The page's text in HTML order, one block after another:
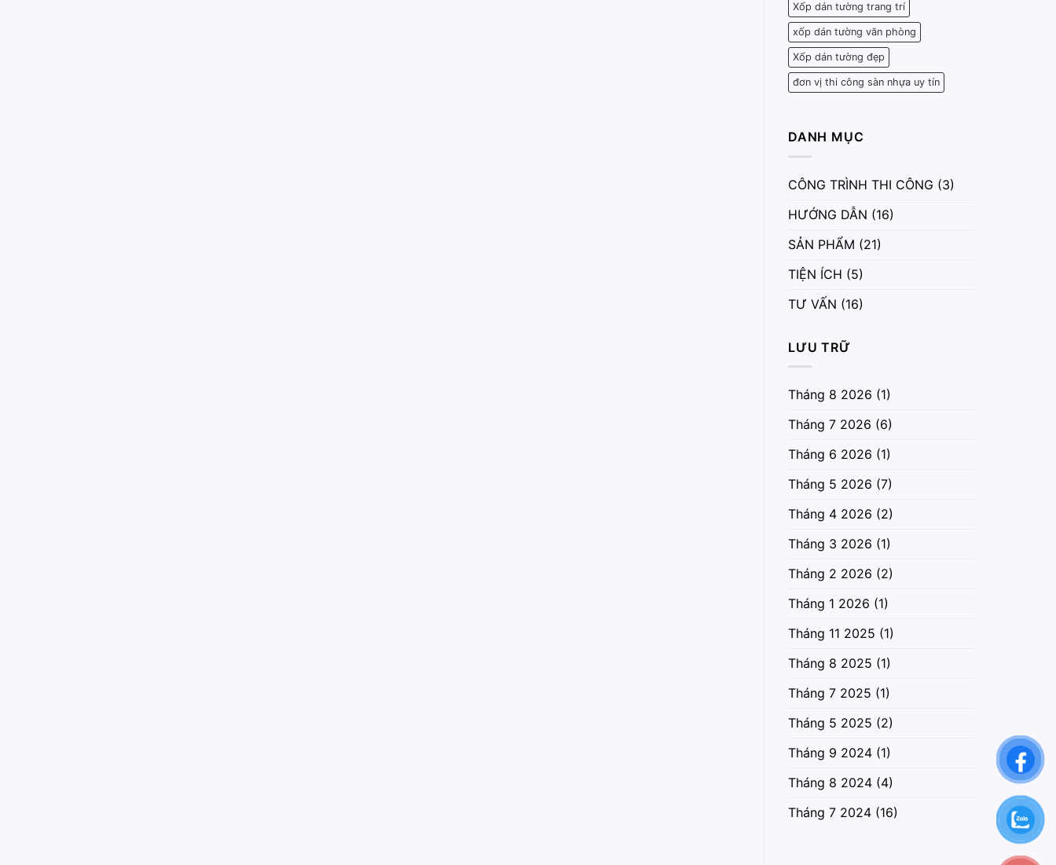
Xốp dán tường trang trí
xốp dán tường văn phòng
Xốp dán tường đẹp
đơn vị thi công sàn nhựa uy tín
DANH MỤC
CÔNG TRÌNH THI CÔNG (3)
HƯỚNG DẪN (16)
SẢN PHẨM (21)
TIỆN ÍCH (5)
TƯ VẤN (16)
LƯU TRỮ
Tháng 8 2026 (1)
Tháng 7 2026 (6)
Tháng 6 2026 (1)
Tháng 5 2026 (7)
Tháng 4 2026 (2)
Tháng 3 2026 (1)
Tháng 2 2026 (2)
Tháng 1 2026 (1)
Tháng 11 2025 (1)
Tháng 8 2025 (1)
Tháng 7 2025 (1)
Tháng 5 2025 (2)
Tháng 9 2024 (1)
Tháng 8 2024 (4)
Tháng 7 2024 (16)